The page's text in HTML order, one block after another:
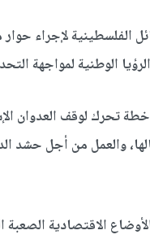
لإجراء حوار
الوطنية لمواجهة
تحرك لوقف العدوان
والعمل من أجل حشد
الاقتصادية